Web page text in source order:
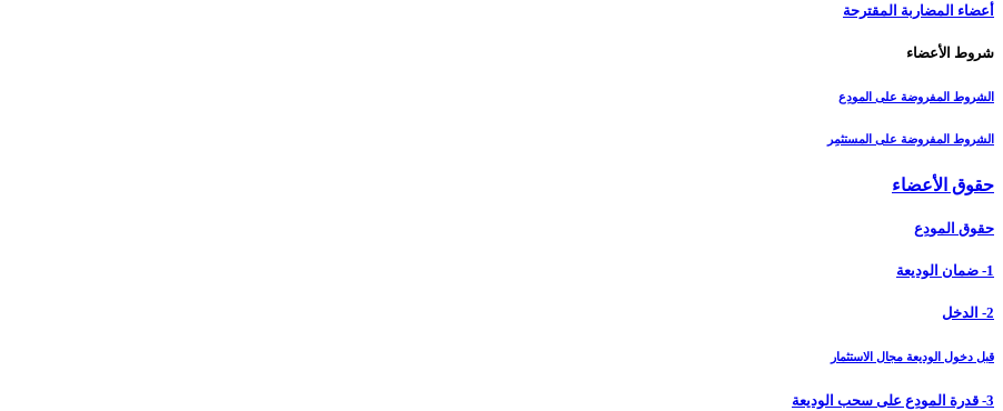
أعضاء المضاربة المقترحة
شروط الأعضاء
الشروط المفروضة على المودِع
الشروط المفروضة على المستثمِر
حقوق الأعضاء
حقوق المودِع
1- ضمان الوديعة
2- الدخل
قبل دخول الوديعة مجال الاستثمار
3- قدرة المودِع على سحب الوديعة